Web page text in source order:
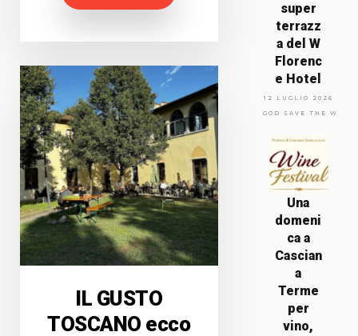
IL GUSTO
TOSCANO ecco
super
terrazz
a del W
Florenc
e Hotel
12 LUGLIO 2026
GOD SAVE THE WINE
Una
domeni
ca a
Cascian
a
Terme
per
vino,